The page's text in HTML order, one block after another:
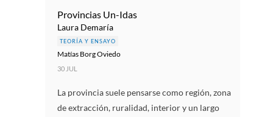
Provincias Un-Idas
Laura Demaría
TEORÍA Y ENSAYO
Matías Borg Oviedo
30 JUL
La provincia suele pensarse como región, zona
de extracción, ruralidad, interior y un largo